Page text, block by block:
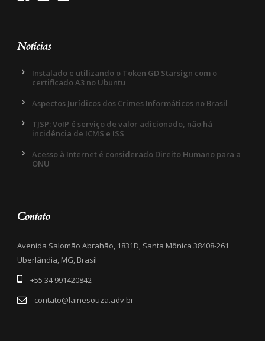
Notícias
Instalado e utilizando o Token GD Starsign com o
certificado A3 no Ubuntu
Aspectos Jurídicos dos Crimes Informáticos no Brasil
TJSP: VoIP é serviço de valor adicionado, não há
incidência de ICMS e ISS
Acesso à Internet é considerado Direito Humano para a
ONU
Contato
Avenida Salomão Abrahão, 1831D, Santa Mônica 38408-261
Uberlândia, MG, Brasil
+55 34 991420842
contato@lainesouza.adv.br